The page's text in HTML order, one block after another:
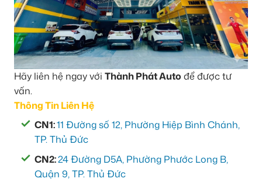
Hãy liên hệ ngay với Thành Phát Auto để được tư
vấn.
Thông Tin Liên Hệ
CN1:11 Đường số 12, Phường Hiệp Bình Chánh,
TP. Thủ Đức
CN2:24 Đường D5A, Phường Phước Long B,
Quận 9, TP. Thủ Đức